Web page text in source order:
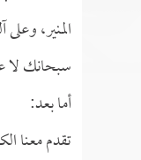
المنير،
سبحانك لا
أما بعد:
تقدم معنا